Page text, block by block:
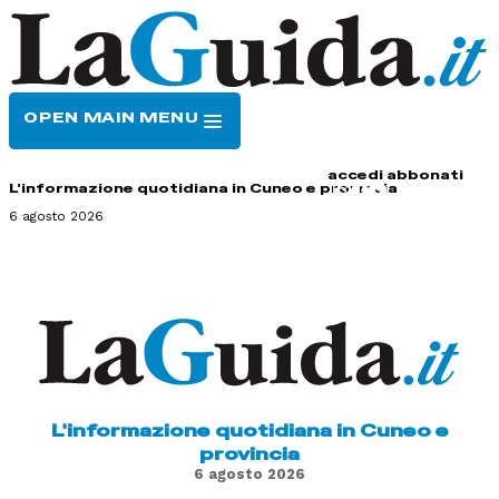
OPEN MAIN MENU
accedi abbonati
L'informazione quotidiana in Cuneo e provincia
6 agosto 2026
L'informazione quotidiana in Cuneo e
provincia
6 agosto 2026